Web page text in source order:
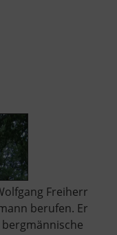
Freiherr
berufen. Er